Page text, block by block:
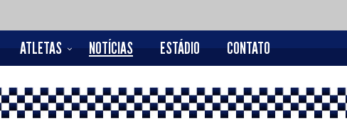
ATLETAS NOTÍCIAS ESTÁDIO CONTATO